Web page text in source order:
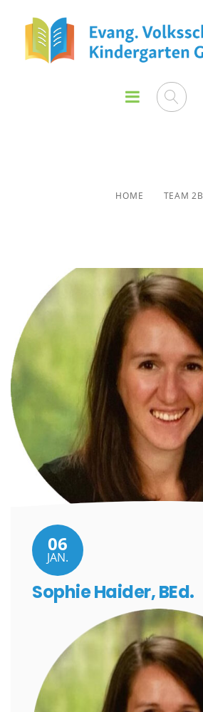
HOME TEAM 2B
06
JAN.
Sophie Haider, BEd.